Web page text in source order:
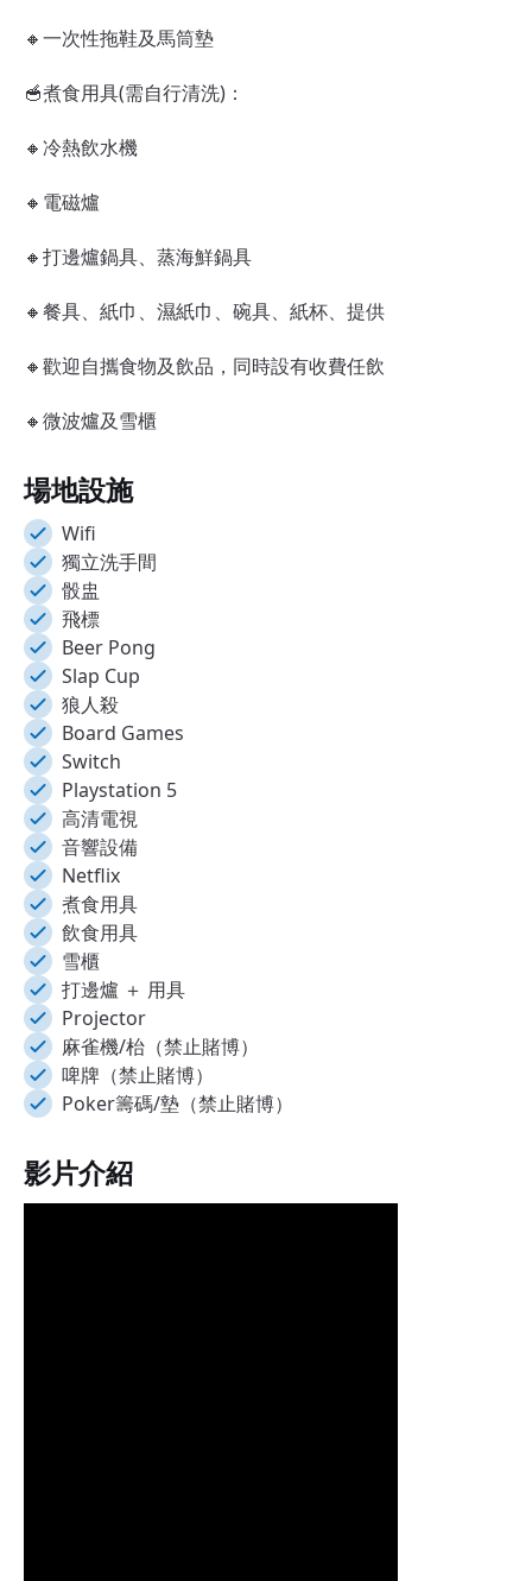
🔸一次性拖鞋及馬筒墊
🥣煮食用具(需自行清洗)：
🔸冷熱飲水機
🔸電磁爐
🔸打邊爐鍋具、蒸海鮮鍋具
🔸餐具、紙巾、濕紙巾、碗具、紙杯、提供
🔸歡迎自攜食物及飲品，同時設有收費任飲
🔸微波爐及雪櫃
場地設施
Wifi
獨立洗手間
骰盅
飛標
Beer Pong
Slap Cup
狼人殺
Board Games
Switch
Playstation 5
高清電視
音響設備
Netflix
煮食用具
飲食用具
雪櫃
打邊爐 ＋ 用具
Projector
麻雀機/枱（禁止賭博）
啤牌（禁止賭博）
Poker籌碼/墊（禁止賭博）
影片介紹